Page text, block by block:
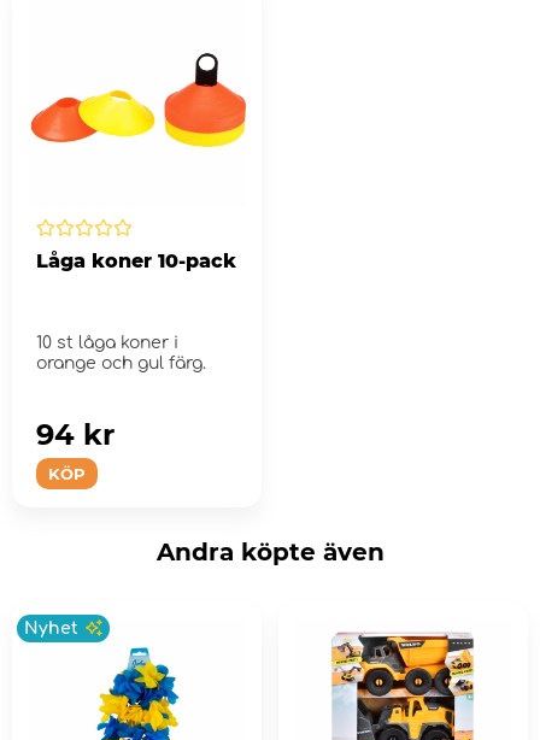
Låga koner 10-pack
10 st låga koner i
orange och gul färg.
KÖP
94 kr
Andra köpte även
Nyhet